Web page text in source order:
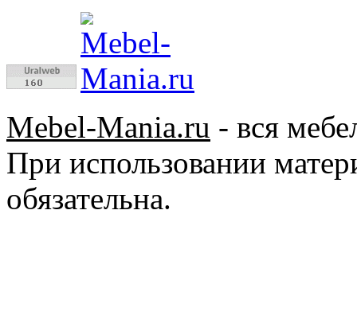
Mebel-Mania.ru - вся
При использовании
обязательна.